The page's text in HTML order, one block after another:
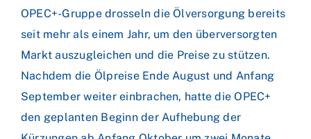
OPEC+-Gruppe drosseln die Ölversorgung bereits
seit mehr als einem Jahr, um den überversorgten
Markt auszugleichen und die Preise zu stützen.
Nachdem die Ölpreise Ende August und Anfang
September weiter einbrachen, hatte die OPEC+
den geplanten Beginn der Aufhebung der